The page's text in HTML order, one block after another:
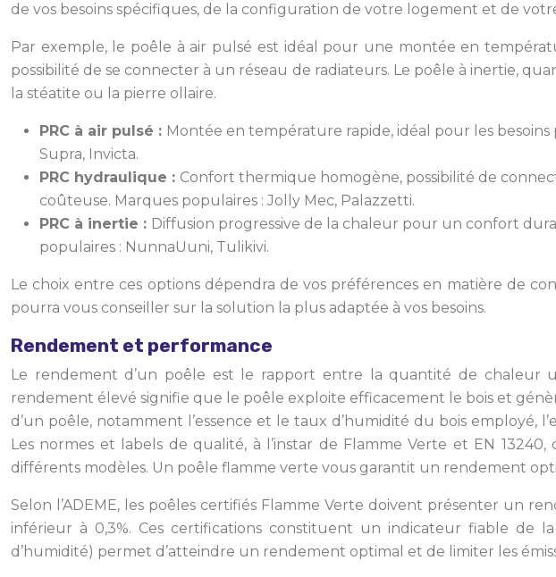
de vos besoins spécifiques, de la configuration de votre logement et de
Par exemple, le poêle à air pulsé est idéal pour une montée en
possibilité de se connecter à un réseau de radiateurs. Le poêle à inertie,
la stéatite ou la pierre ollaire.
PRC à air pulsé : Montée en température rapide, idéal pour les
Supra, Invicta.
PRC hydraulique : Confort thermique homogène, possibilité de
coûteuse. Marques populaires : Jolly Mec, Palazzetti.
PRC à inertie : Diffusion progressive de la chaleur pour un confort
populaires : NunnaUuni, Tulikivi.
Le choix entre ces options dépendra de vos préférences en matière de
pourra vous conseiller sur la solution la plus adaptée à vos besoins.
Rendement et performance
Le rendement d’un poêle est le rapport entre la quantité de chaleur
rendement élevé signifie que le poêle exploite efficacement le bois et
d’un poêle, notamment l’essence et le taux d’humidité du bois
Les normes et labels de qualité, à l’instar de Flamme Verte et EN
différents modèles. Un poêle flamme verte vous garantit un rendement
Selon l’ADEME, les poêles certifiés Flamme Verte doivent présenter un
inférieur à 0,3%. Ces certifications constituent un indicateur fiable de
d’humidité) permet d’atteindre un rendement optimal et de limiter les